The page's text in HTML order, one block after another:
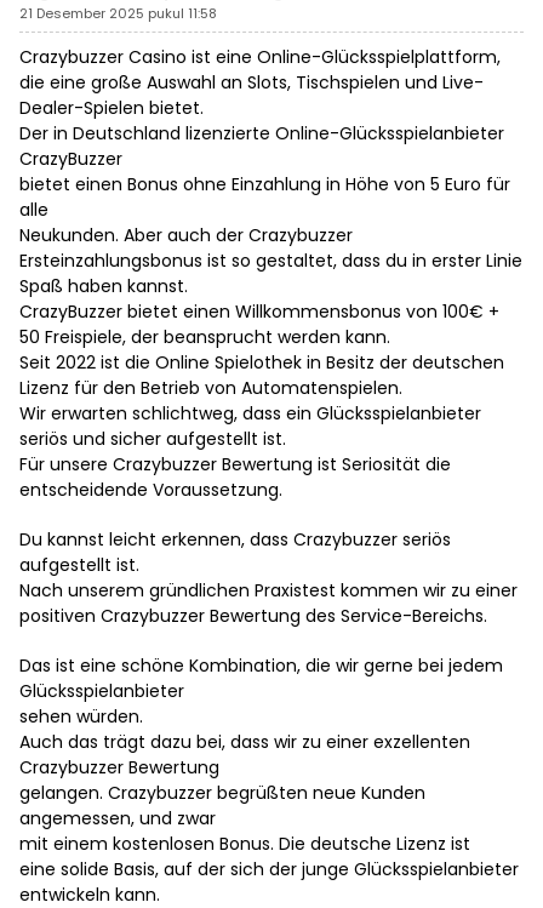
21 Desember 2025 pukul 11:58
Crazybuzzer Casino ist eine Online-Glücksspielplattform,
die eine große Auswahl an Slots, Tischspielen und Live-
Dealer-Spielen bietet.
Der in Deutschland lizenzierte Online-Glücksspielanbieter
CrazyBuzzer
bietet einen Bonus ohne Einzahlung in Höhe von 5 Euro für
alle
Neukunden. Aber auch der Crazybuzzer
Ersteinzahlungsbonus ist so gestaltet, dass du in erster Linie
Spaß haben kannst.
CrazyBuzzer bietet einen Willkommensbonus von 100€ +
50 Freispiele, der beansprucht werden kann.
Seit 2022 ist die Online Spielothek in Besitz der deutschen
Lizenz für den Betrieb von Automatenspielen.
Wir erwarten schlichtweg, dass ein Glücksspielanbieter
seriös und sicher aufgestellt ist.
Für unsere Crazybuzzer Bewertung ist Seriosität die
entscheidende Voraussetzung.
Du kannst leicht erkennen, dass Crazybuzzer seriös
aufgestellt ist.
Nach unserem gründlichen Praxistest kommen wir zu einer
positiven Crazybuzzer Bewertung des Service-Bereichs.
Das ist eine schöne Kombination, die wir gerne bei jedem
Glücksspielanbieter
sehen würden.
Auch das trägt dazu bei, dass wir zu einer exzellenten
Crazybuzzer Bewertung
gelangen. Crazybuzzer begrüßten neue Kunden
angemessen, und zwar
mit einem kostenlosen Bonus. Die deutsche Lizenz ist
eine solide Basis, auf der sich der junge Glücksspielanbieter
entwickeln kann.